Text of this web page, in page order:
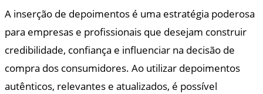
A inserção de depoimentos é uma estratégia poderosa
para empresas e profissionais que desejam construir
credibilidade, confiança e influenciar na decisão de
compra dos consumidores. Ao utilizar depoimentos
autênticos, relevantes e atualizados, é possível